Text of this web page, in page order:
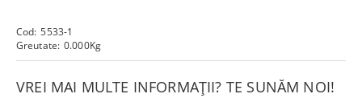
Cod: 5533-1
Greutate: 0.000Kg
VREI MAI MULTE INFORMAȚII? TE SUNĂM NOI!